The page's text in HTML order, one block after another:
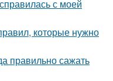
с моей
которые нужно
правильно сажать